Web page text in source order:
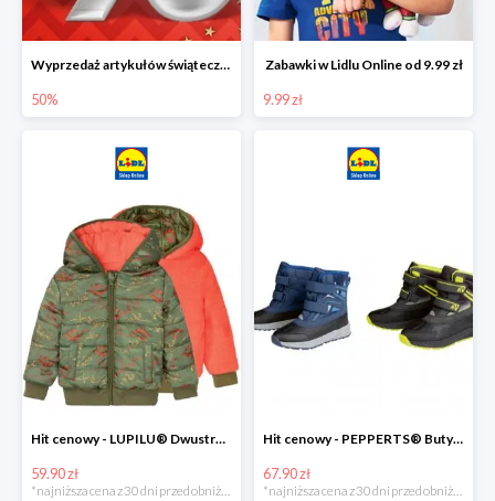
Wyprzedaż artykułów świątecznych w Lidlu Online
50%
Zabawki w Lidlu Online od 9.99 zł
9.99 zł
Hit cenowy - LUPILU® Dwustronna kurtka dziecięca z polarem
59.90 zł
*najniższa cena z 30 dni przed obniżką
Hit cenowy - PEPPERTS® Buty zimowe chłopięce
67.90 zł
*najniższa cena z 30 dni przed obniżką